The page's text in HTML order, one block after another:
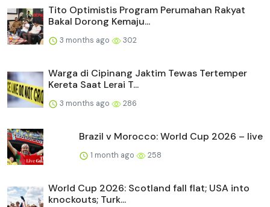
Tito Optimistis Program Perumahan Rakyat
Bakal Dorong Kemaju...
3 months ago 302
Warga di Cipinang Jaktim Tewas Tertemper
Kereta Saat Lerai T...
3 months ago 286
Brazil v Morocco: World Cup 2026 – live
1 month ago 258
World Cup 2026: Scotland fall flat; USA into
knockouts; Turk...